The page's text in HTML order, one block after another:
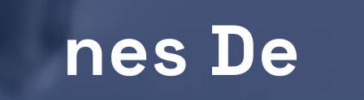
Nes De